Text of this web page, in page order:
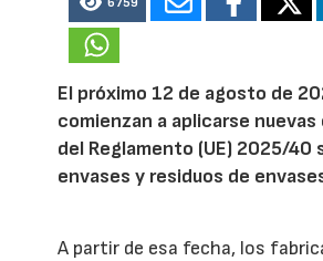
El próximo 12 de agosto de
comienzan a aplicarse
del Reglamento (UE) 2025/40
envases y residuos de
A partir de esa fecha, los